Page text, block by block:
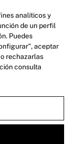
analíticos y
de un perfil
Puedes
aceptar
rechazarlas
consulta